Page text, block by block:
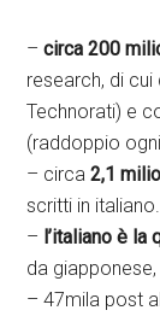
–circa 200
research, di
Technorati) e
(raddoppio
– circa2,1
scritti in italiano.
– l’italiano è
da
– 47mila post